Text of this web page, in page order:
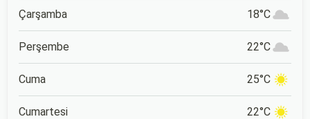
Çarşamba 18°C
Perşembe 22°C
Cuma 25°C
Cumartesi 22°C